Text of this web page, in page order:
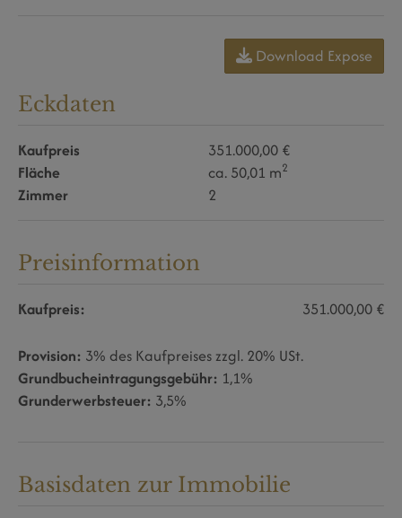
Download Expose
Eckdaten
Kaufpreis
351.000,00 €
Fläche
ca. 50,01 m2
Zimmer 2
Preisinformation
Kaufpreis: 351.000,00 €
Provision: 3% des Kaufpreises zzgl. 20% USt.
Grundbucheintragungsgebühr: 1,1%
Grunderwerbsteuer: 3,5%
Basisdaten zur Immobilie